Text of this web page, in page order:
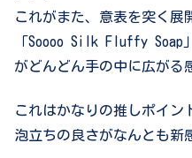
これがまた、意表を突く展
「Soooo Silk Fluffy Soap
がどんどん手の中に広がる
これはかなりの推しポイン
泡立ちの良さがなんとも新